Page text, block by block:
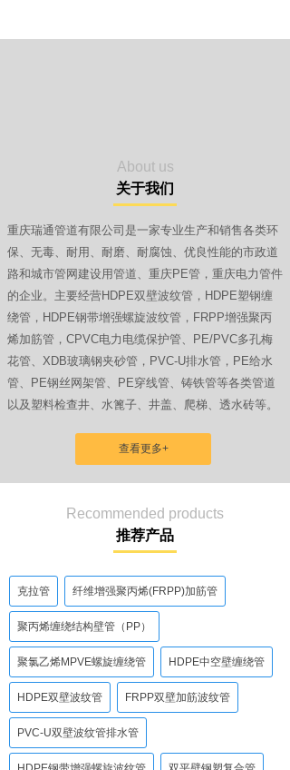
About us
关于我们
重庆瑞通管道有限公司是一家专业生产和销售各类环
保、无毒、耐用、耐磨、耐腐蚀、优良性能的市政道
路和城市管网建设用管道、重庆PE管，重庆电力管件
的企业。主要经营HDPE双壁波纹管，HDPE塑钢缠
绕管，HDPE钢带增强螺旋波纹管，FRPP增强聚丙
烯加筋管，CPVC电力电缆保护管、PE/PVC多孔梅
花管、XDB玻璃钢夹砂管，PVC-U排水管，PE给水
管、PE钢丝网架管、PE穿线管、铸铁管等各类管道
以及塑料检查井、水篦子、井盖、爬梯、透水砖等。
查看更多+
Recommended products
推荐产品
克拉管 纤维增强聚丙烯(FRPP)加筋管
聚丙烯缠绕结构壁管（PP）
聚氯乙烯MPVE螺旋缠绕管 HDPE中空壁缠绕管
HDPE双壁波纹管 FRPP双壁加筋波纹管
PVC-U双壁波纹管排水管